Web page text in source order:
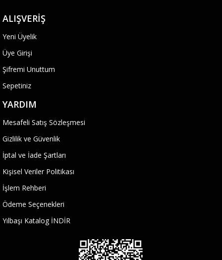
ALIŞVERIŞ
Yeni Üyelik
Üye Girişi
Şifremi Unuttum
Sepetiniz
YARDIM
Mesafeli Satış Sözleşmesi
Gizlilik ve Güvenlik
İptal ve İade Şartları
Kişisel Veriler Politikası
İşlem Rehberi
Ödeme Seçenekleri
Yılbaşı Katalog İNDİR